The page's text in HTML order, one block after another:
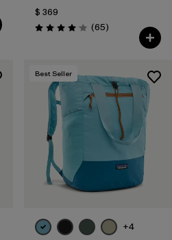
$ 369
Valoración: 4.1 / 5
(65Comentarios
)
Best Seller
+4